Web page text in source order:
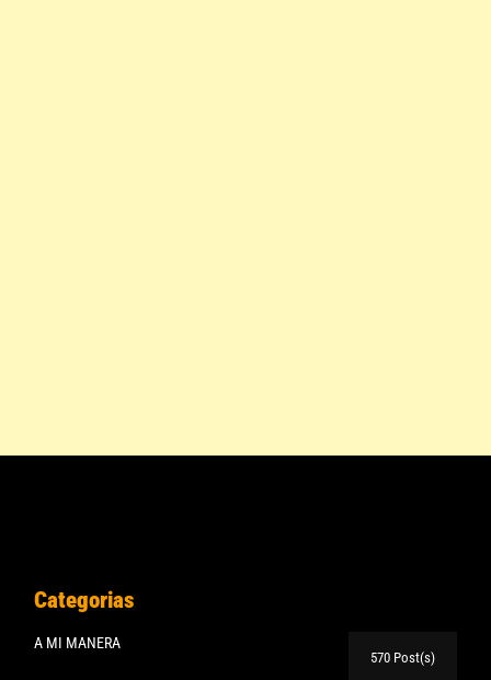
Categorias
A MI MANERA
570 Post(s)